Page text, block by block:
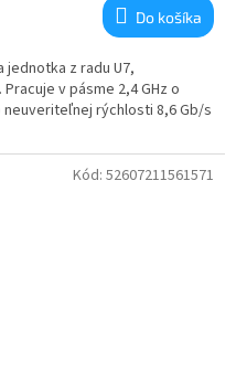
Do košíka
jednotka z radu U7,
v pásme 2,4 GHz o
neuveriteľnej rýchlosti 8,6 Gb/s
Kód: 52607211561571